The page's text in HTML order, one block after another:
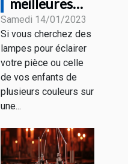
meilleures
collections de
CHAMBRE
AESTHETIC
LED du
moment
Samedi 14/01/2023
Si vous cherchez des
lampes pour éclairer
votre pièce ou celle
de vos enfants de
plusieurs couleurs sur
une...